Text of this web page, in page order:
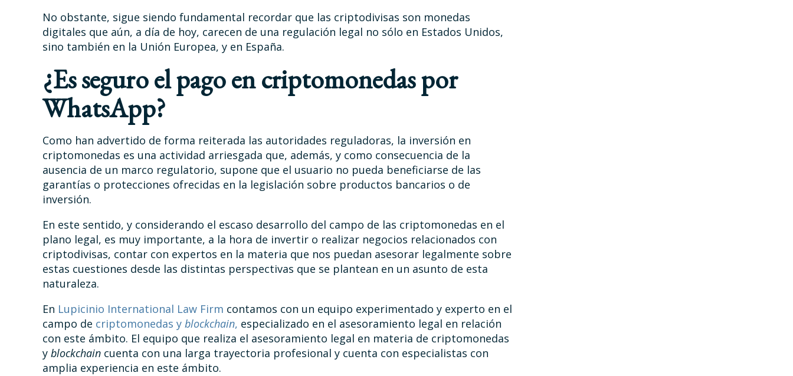
No obstante, sigue siendo fundamental recordar que las criptodivisas son monedas
digitales que aún, a día de hoy, carecen de una regulación legal no sólo en Estados Unidos,
sino también en la Unión Europea, y en España.
¿Es seguro el pago en criptomonedas por
WhatsApp?
Como han advertido de forma reiterada las autoridades reguladoras, la inversión en
criptomonedas es una actividad arriesgada que, además, y como consecuencia de la
ausencia de un marco regulatorio, supone que el usuario no pueda beneficiarse de las
garantías o protecciones ofrecidas en la legislación sobre productos bancarios o de
inversión.
En este sentido, y considerando el escaso desarrollo del campo de las criptomonedas en el
plano legal, es muy importante, a la hora de invertir o realizar negocios relacionados con
criptodivisas, contar con expertos en la materia que nos puedan asesorar legalmente sobre
estas cuestiones desde las distintas perspectivas que se plantean en un asunto de esta
naturaleza.
En Lupicinio International Law Firm contamos con un equipo experimentado y experto en el
campo de criptomonedas y blockchain, especializado en el asesoramiento legal en relación
con este ámbito. El equipo que realiza el asesoramiento legal en materia de criptomonedas
y blockchain cuenta con una larga trayectoria profesional y cuenta con especialistas con
amplia experiencia en este ámbito.